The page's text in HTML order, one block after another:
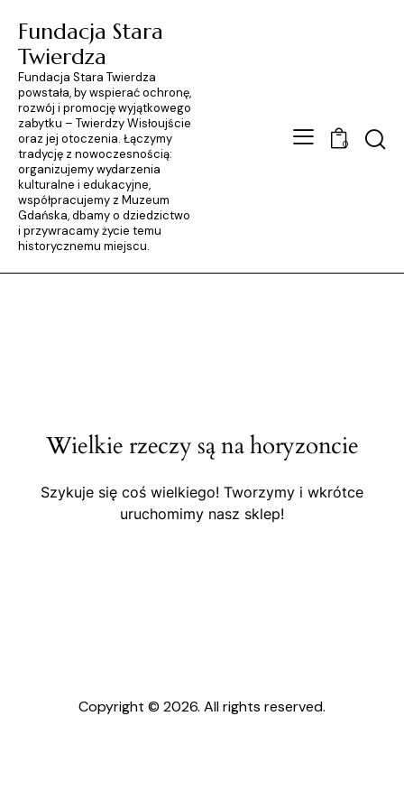
Fundacja Stara
Twierdza
Fundacja Stara Twierdza
powstała, by wspierać ochronę,
rozwój i promocję wyjątkowego
zabytku – Twierdzy Wisłoujście
oraz jej otoczenia. Łączymy
tradycję z nowoczesnością:
organizujemy wydarzenia
kulturalne i edukacyjne,
współpracujemy z Muzeum
Gdańska, dbamy o dziedzictwo
i przywracamy życie temu
historycznemu miejscu.
0
Wielkie rzeczy są na horyzoncie
Szykuje się coś wielkiego! Tworzymy i wkrótce
uruchomimy nasz sklep!
Copyright © 2026. All rights reserved.